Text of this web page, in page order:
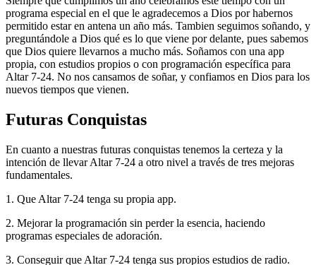
programa especial en el que le agradecemos a Dios por habernos
permitido estar en antena un año más. Tambien seguimos soñando, y
preguntándole a Dios qué es lo que viene por delante, pues sabemos
que Dios quiere llevarnos a mucho más. Soñamos con una app
propia, con estudios propios o con programación específica para
Altar 7-24. No nos cansamos de soñar, y confiamos en Dios para los
nuevos tiempos que vienen.
Futuras Conquistas
En cuanto a nuestras futuras conquistas tenemos la certeza y la
intención de llevar Altar 7-24 a otro nivel a través de tres mejoras
fundamentales.
1. Que Altar 7-24 tenga su propia app.
2. Mejorar la programación sin perder la esencia, haciendo
programas especiales de adoración.
3. Conseguir que Altar 7-24 tenga sus propios estudios de radio.